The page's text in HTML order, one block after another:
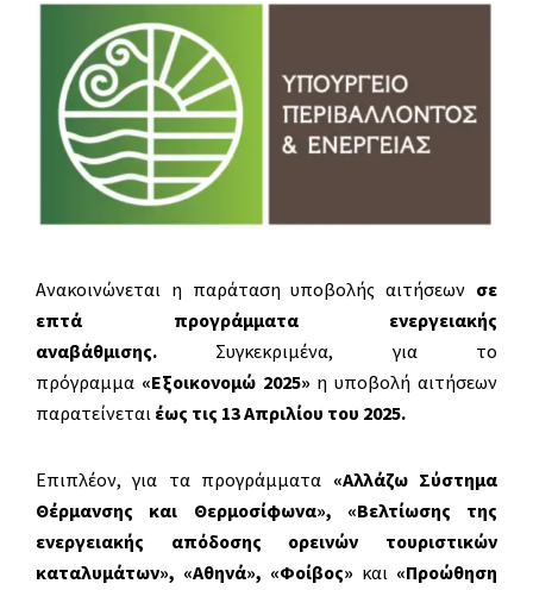
Ανακοινώνεται η παράταση υποβολής αιτήσεων σε
επτά προγράμματα ενεργειακής
αναβάθμισης. Συγκεκριμένα, για το
πρόγραμμα «Εξοικονομώ 2025» η υποβολή αιτήσεων
παρατείνεται έως τις 13 Απριλίου του 2025.
Επιπλέον, για τα προγράμματα «Αλλάζω Σύστημα
Θέρμανσης και Θερμοσίφωνα», «Βελτίωσης της
ενεργειακής απόδοσης ορεινών τουριστικών
καταλυμάτων», «Αθηνά», «Φοίβος» και «Προώθηση